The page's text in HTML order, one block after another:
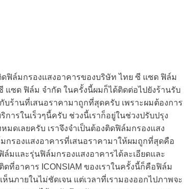
ฟิล์มกรองแสงอาคารของบริษัท ไทย ซี แซด ฟิล์ม
ซด ฟิล์ม จำกัด ในครั้งนี้ผมก็ได้ติดต่อไปยังร้านรับ
ร้านที่เสนอราคามาถูกที่สุดครับ เพราะผมต้องการ
การในเร็วๆนี้ครับ ช่วงนี้เราก็อยู่ในช่วงปรับปรุง
มดเลยครับ เราจึงจำเป็นต้องติดฟิล์มกรองแสง
กรองแสงอาคารที่เสนอราคามาให้ผมถูกที่สุดคือ
มและรุ่นฟิล์มกรองแสงอาคารได้ละเอียดและ
ที่อาคาร ICONSIAM ของเราในครั้งนี้ก็คือฟิล์ม
นภายในไม่ชัดเจน แต่เวลาที่เรามองออกไปภาพจะ